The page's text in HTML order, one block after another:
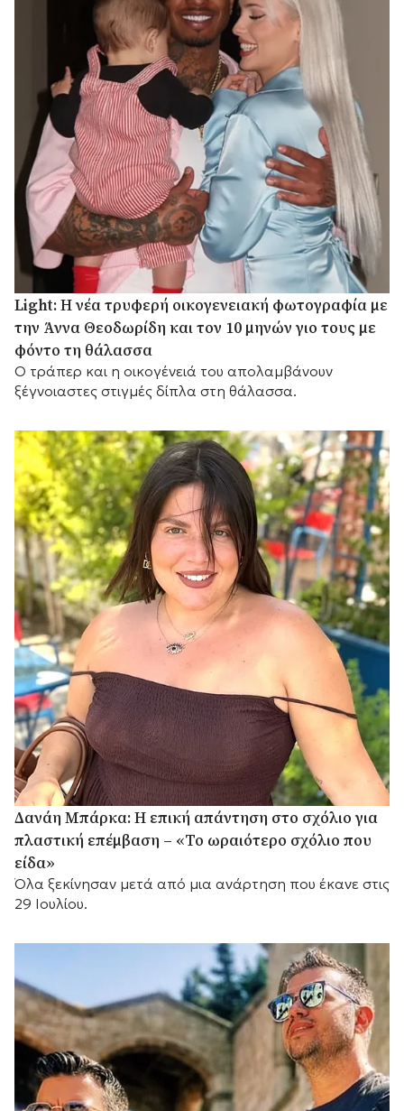
Light: Η νέα τρυφερή οικογενειακή φωτογραφία με
την Άννα Θεοδωρίδη και τον 10 μηνών γιο τους με
φόντο τη θάλασσα
Ο τράπερ και η οικογένειά του απολαμβάνουν
ξέγνοιαστες στιγμές δίπλα στη θάλασσα.
Δανάη Μπάρκα: Η επική απάντηση στο σχόλιο για
πλαστική επέμβαση – «Το ωραιότερο σχόλιο που
είδα»
Όλα ξεκίνησαν μετά από μια ανάρτηση που έκανε στις
29 Ιουλίου.